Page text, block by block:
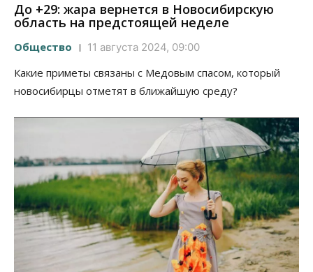
До +29: жара вернется в Новосибирскую
область на предстоящей неделе
Общество 11 августа 2024, 09:00
Какие приметы связаны с Медовым спасом, который
новосибирцы отметят в ближайшую среду?